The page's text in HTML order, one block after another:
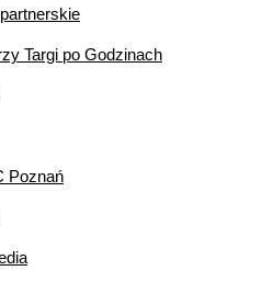
Targi po Godzinach
Poznań